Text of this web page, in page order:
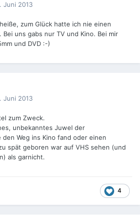
Juni 2013
zum Glück hatte ich nie einen
Bei uns gabs nur TV und Kino. Bei mir
und DVD :-)
Juni 2013
zum Zweck.
unbekanntes Juwel der
den Weg ins Kino fand oder einen
spät geboren war auf VHS sehen (und
als garnicht.
4